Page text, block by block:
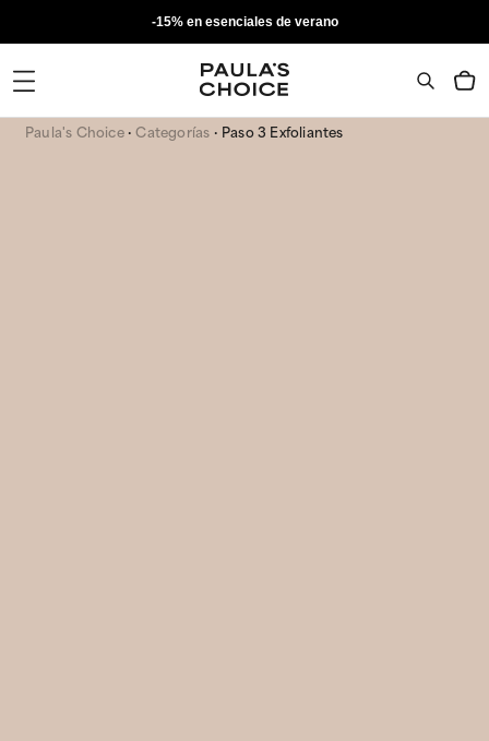
-15% en esenciales de verano
Paula's Choice Categorías Paso 3 Exfoliantes